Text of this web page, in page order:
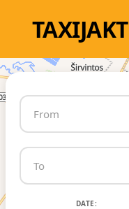
TAXIJAKT
DATE: